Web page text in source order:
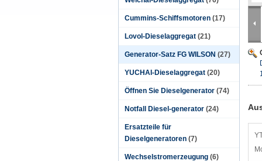
Cummins-Schiffsmotoren (17)
Lovol-Dieselaggregat (21)
Generator-Satz FG WILSON (27)
YUCHAI-Dieselaggregat (20)
Öffnen Sie Dieselgenerator (74)
Notfall Diesel-generator (24)
Ersatzteile für
Dieselgeneratoren (7)
Wechselstromerzeugung (6)